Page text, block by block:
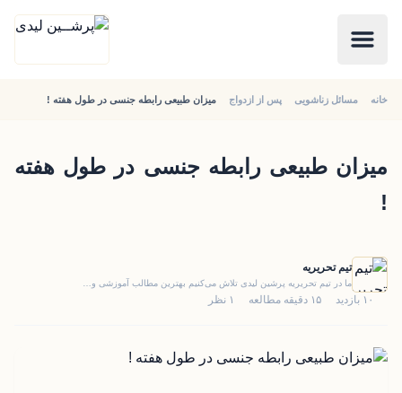
خانه مسائل زناشویی پس از ازدواج میزان طبیعی رابطه جنسی در طول هفته !
میزان طبیعی رابطه جنسی در طول هفته
!
تیم تحریریه
ما در تیم تحریریه پرشین لیدی تلاش می‌کنیم بهترین مطالب آموزشی و…
۱۰ بازدید ۱۵ دقیقه مطالعه ۱ نظر